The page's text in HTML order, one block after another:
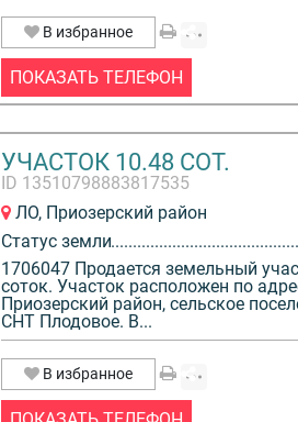
В избранное
ПОКАЗАТЬ ТЕЛЕФОН
УЧАСТОК 10.48 СОТ.
ID 13510798883817535
ЛО, Приозерский район
Статус земли
1706047 Продается земельный
соток. Участок расположен по
Приозерский район, сельское
СНТ Плодовое. В...
В избранное